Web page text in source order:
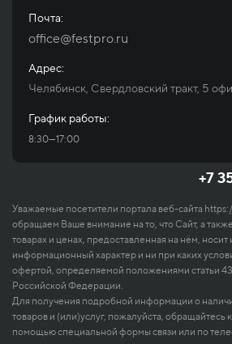
Почта:
office@festpro.ru
Адрес:
Челябинск, Свердловский тракт, 5
График работы:
8:30—17:00
+7
Уважаемые посетители портала веб-сайта
обращаем Ваше внимание на то, что Сайт, а
товарах и ценах, предоставленная на нём,
информационный характер и ни при каких
офертой, определяемой положениями статьи
Российской Федерации.
Для получения подробной информации о
товаров и (или)услуг, пожалуйста, обращайтесь
помощью специальной формы связи или по